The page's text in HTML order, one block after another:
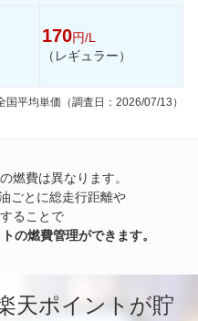
170円/L
（レギュラー）
平均単価（調査日：2026/07/13）
燃費は異なります。
ごとに総走行距離や
ることで
の燃費管理ができます。
天ポイントが貯